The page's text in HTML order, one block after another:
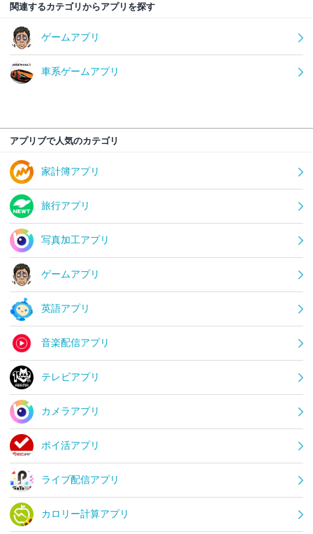
関連するカテゴリからアプリを探す
ゲームアプリ
車系ゲームアプリ
アプリブで人気のカテゴリ
家計簿アプリ
旅行アプリ
写真加工アプリ
ゲームアプリ
英語アプリ
音楽配信アプリ
テレビアプリ
カメラアプリ
ポイ活アプリ
ライブ配信アプリ
カロリー計算アプリ